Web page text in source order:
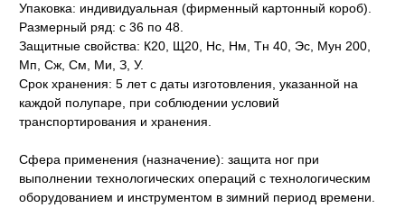
Упаковка: индивидуальная (фирменный картонный короб).
Размерный ряд: с 36 по 48.
Защитные свойства: К20, Щ20, Нс, Нм, Тн 40, Эс, Мун 200,
Мп, Сж, См, Ми, З, У.
Срок хранения: 5 лет с даты изготовления, указанной на
каждой полупаре, при соблюдении условий
транспортирования и хранения.
Сфера применения (назначение): защита ног при
выполнении технологических операций с технологическим
оборудованием и инструментом в зимний период времени.